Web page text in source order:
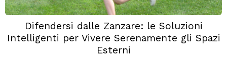
Difendersi dalle Zanzare: le Soluzioni
Intelligenti per Vivere Serenamente gli Spazi
Esterni